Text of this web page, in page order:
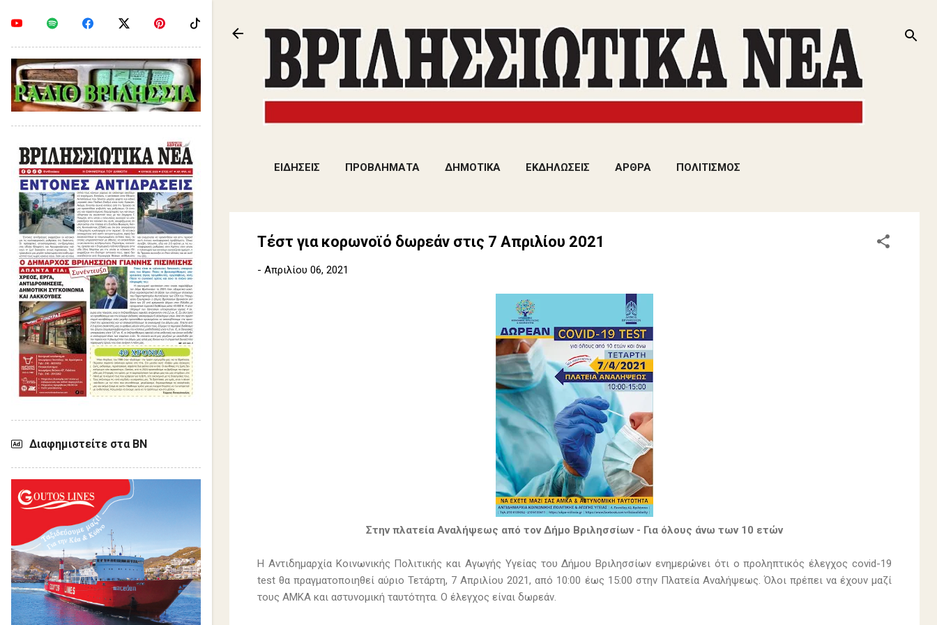
ΕΙΔΗΣΕΙΣ ΠΡΟΒΛΗΜΑΤΑ ΔΗΜΟΤΙΚΑ ΕΚΔΗΛΩΣΕΙΣ ΑΡΘΡΑ ΠΟΛΙΤΙΣΜΟΣ
Τέστ για κορωνοϊό δωρεάν στις 7 Απριλίου 2021
- Απριλίου 06, 2021
Στην πλατεία Αναλήψεως από τον Δήμο Βριλησσίων - Για όλους άνω των 10 ετών
Η Αντιδημαρχία Κοινωνικής Πολιτικής και Αγωγής Υγείας του Δήμου Βριλησσίων ενημερώνει ότι ο προληπτικός έλεγχος covid-19
test θα πραγματοποιηθεί αύριο Τετάρτη, 7 Απριλίου 2021, από 10:00 έως 15:00 στην Πλατεία Αναλήψεως. Όλοι πρέπει να έχουν μαζί
τους ΑΜΚΑ και αστυνομική ταυτότητα. Ο έλεγχος είναι δωρεάν.
Διαφημιστείτε στα ΒΝ